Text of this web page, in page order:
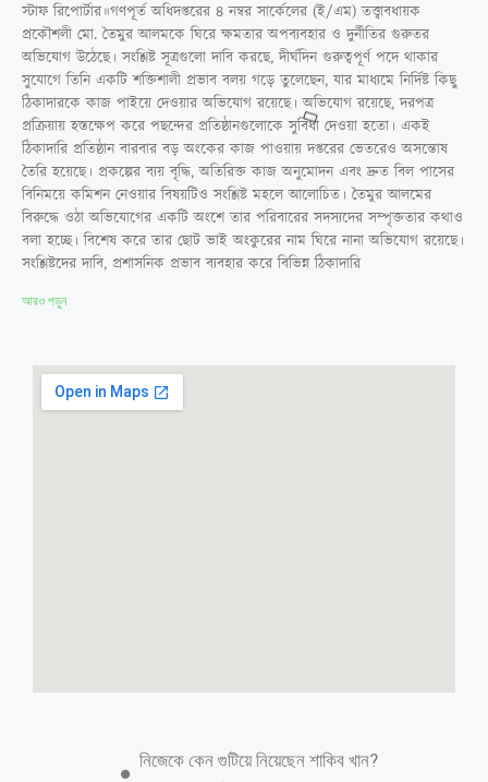
স্টাফ রিপোর্টার॥গণপূর্ত অধিদপ্তরের ৪ নম্বর সার্কেলের (ই/এম) তত্ত্বাবধায়ক
প্রকৌশলী মো. তৈমুর আলমকে ঘিরে ক্ষমতার অপব্যবহার ও দুর্নীতির গুরুতর
অভিযোগ উঠেছে। সংশ্লিষ্ট সূত্রগুলো দাবি করছে, দীর্ঘদিন গুরুত্বপূর্ণ পদে থাকার
সুযোগে তিনি একটি শক্তিশালী প্রভাব বলয় গড়ে তুলেছেন, যার মাধ্যমে নির্দিষ্ট কিছু
ঠিকাদারকে কাজ পাইয়ে দেওয়ার অভিযোগ রয়েছে। অভিযোগ রয়েছে, দরপত্র
প্রক্রিয়ায় হস্তক্ষেপ করে পছন্দের প্রতিষ্ঠানগুলোকে সুবিধা দেওয়া হতো। একই
ঠিকাদারি প্রতিষ্ঠান বারবার বড় অংকের কাজ পাওয়ায় দপ্তরের ভেতরেও অসন্তোষ
তৈরি হয়েছে। প্রকল্পের ব্যয় বৃদ্ধি, অতিরিক্ত কাজ অনুমোদন এবং দ্রুত বিল পাসের
বিনিময়ে কমিশন নেওয়ার বিষয়টিও সংশ্লিষ্ট মহলে আলোচিত। তৈমুর আলমের
বিরুদ্ধে ওঠা অভিযোগের একটি অংশে তার পরিবারের সদস্যদের সম্পৃক্ততার কথাও
বলা হচ্ছে। বিশেষ করে তার ছোট ভাই অংকুরের নাম ঘিরে নানা অভিযোগ রয়েছে।
সংশ্লিষ্টদের দাবি, প্রশাসনিক প্রভাব ব্যবহার করে বিভিন্ন ঠিকাদারি
আরও পড়ুন
ডিএমপি কমিশনারের ভুয়া ভিডিও ছড়িয়ে বিভ্রান্তি
মেট্রোপলিটন পুলিশ (ডিএমপি) কমিশনারকে উদ্ধৃতি করে কিছু গণমাধ্যম ভিত্তিহীন ও
অসত্য তথ্য প্রকাশ করেছে। ডিএমপি কমিশনার শেখ মো. সাজ্জাত আলী এ বিষয়ে